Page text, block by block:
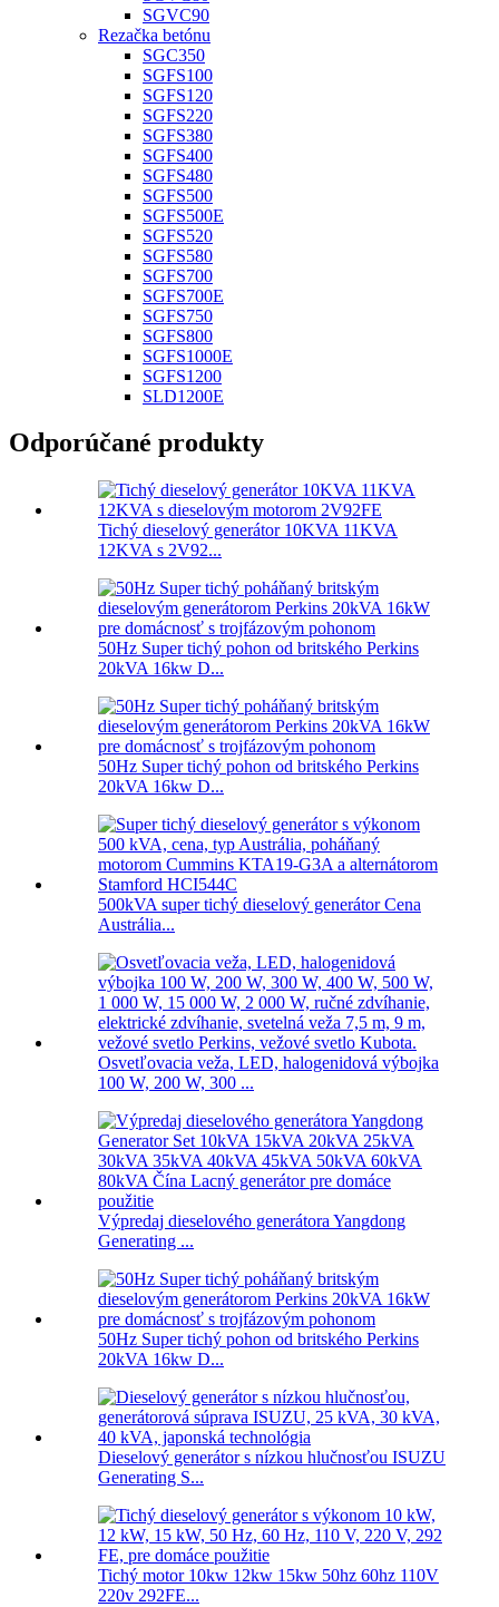
SGVC90
Rezačka betónu
SGC350
SGFS100
SGFS120
SGFS220
SGFS380
SGFS400
SGFS480
SGFS500
SGFS500E
SGFS520
SGFS580
SGFS700
SGFS700E
SGFS750
SGFS800
SGFS1000E
SGFS1200
SLD1200E
Odporúčané produkty
Tichý dieselový generátor 10KVA 11KVA
12KVA s 2V92...
50Hz Super tichý pohon od britského Perkins
20kVA 16kw D...
50Hz Super tichý pohon od britského Perkins
20kVA 16kw D...
500kVA super tichý dieselový generátor Cena
Austrália...
Osvetľovacia veža, LED, halogenidová výbojka
100 W, 200 W, 300 ...
Výpredaj dieselového generátora Yangdong
Generating ...
50Hz Super tichý pohon od britského Perkins
20kVA 16kw D...
Dieselový generátor s nízkou hlučnosťou ISUZU
Generating S...
Tichý motor 10kw 12kw 15kw 50hz 60hz 110V
220v 292FE...